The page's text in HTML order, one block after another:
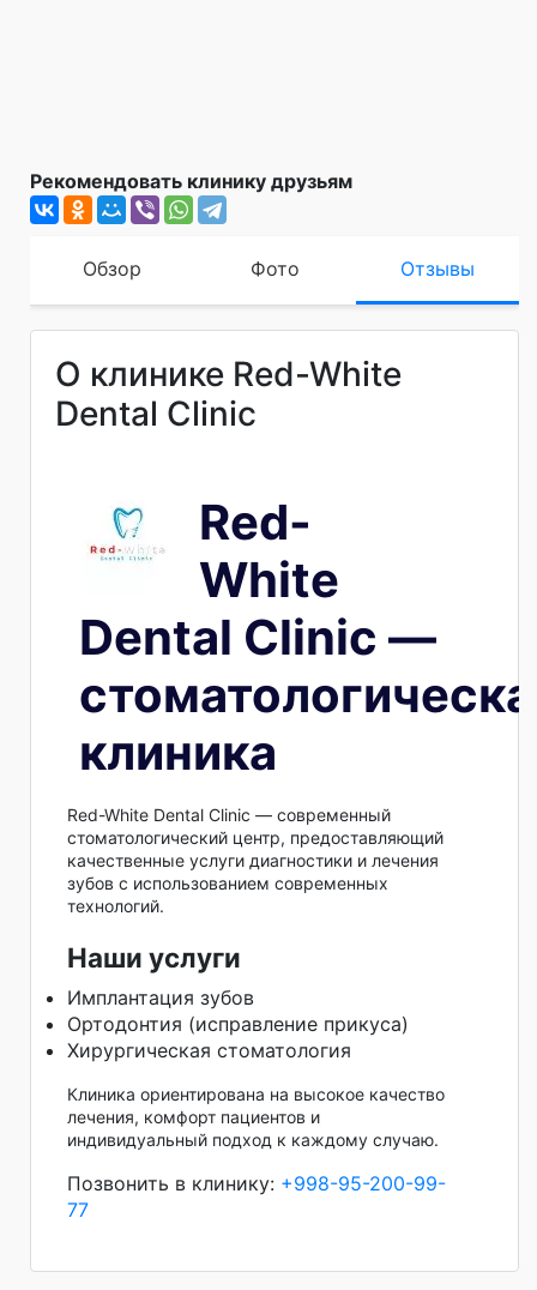
Рекомендовать клинику друзьям
Обзор Фото Отзывы
О клинике Red-White
Dental Clinic
Red-
White
Dental Clinic —
клиника
Red-White Dental Clinic — современный
стоматологический центр, предоставляющий
качественные услуги диагностики и лечения
зубов с использованием современных
технологий.
Наши услуги
Имплантация зубов
Ортодонтия (исправление прикуса)
Хирургическая стоматология
Клиника ориентирована на высокое качество
лечения, комфорт пациентов и
индивидуальный подход к каждому случаю.
Позвонить в клинику: +998-95-200-99-
77